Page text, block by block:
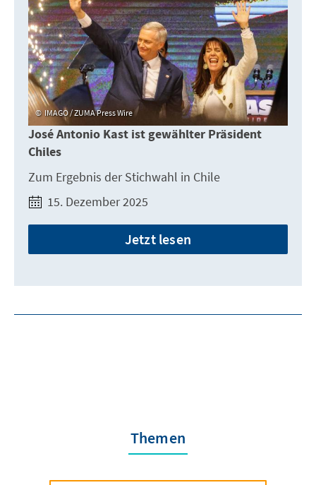
IMAGO / ZUMA Press Wire
José Antonio Kast ist gewählter Präsident
Chiles
Zum Ergebnis der Stichwahl in Chile
15. Dezember 2025
Jetzt lesen
Themen